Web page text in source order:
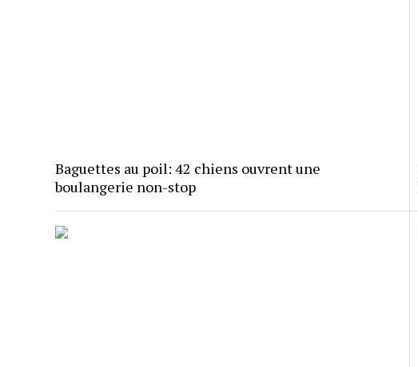
Baguettes au poil: 42 chiens ouvrent une
boulangerie non-stop